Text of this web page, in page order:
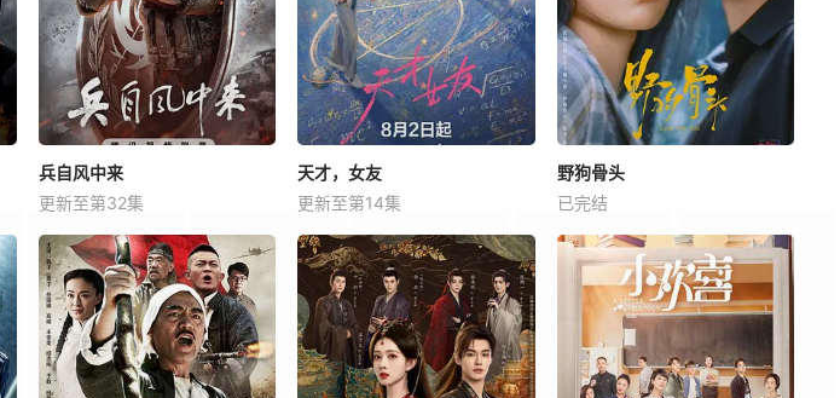
兵自风中来
更新至第32集
天才，女友
更新至第14集
野狗骨头
已完结